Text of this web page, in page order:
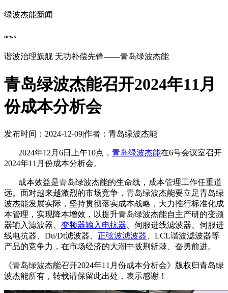
绿波杰能新闻
news
谐波治理旗舰 无功补偿先锋——青岛绿波杰能
青岛绿波杰能召开2024年11月
份成本分析会
发布时间：2024-12-09|作者：青岛绿波杰能
2024年12月6日上午10点， 青岛绿波杰能在6号会议室召开
2024年11月份成本分析会。
成本效益是青岛绿波杰能的生命线，成本管理工作任重道
远。面对越来越激烈的市场竞争，青岛绿波杰能要立足青岛绿
波杰能发展实际，坚持贯彻落实成本战略，大力推行标准化成
本管理，实现降本增效，以提升青岛绿波杰能自主产研的变频
器输入滤波器、 变频器输入电抗器 、伺服进线滤波器、伺服进
线电抗器、Du/Dt滤波器、 正弦波滤波器 、LCL谐波滤波器等
产品的竞争力，在市场经济的大潮中披荆斩棘、奋勇前进。
《青岛绿波杰能召开2024年11月份成本分析会》版权归青岛绿
波杰能所有，转载请保留此出处，表示感谢！